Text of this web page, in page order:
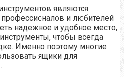
являются
и любителей
надежное и удобное место,
чтобы всегда
Именно поэтому многие
ящики для